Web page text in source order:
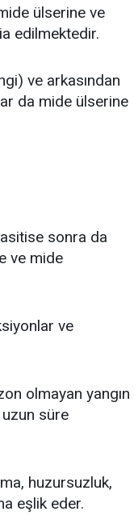
ülserine ve
edilmektedir.
ve arkasından
da mide ülserine
sonra da
ve mide
ve
olmayan yangın
süre
huzursuzluk,
eşlik eder.